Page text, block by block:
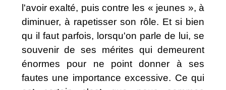
l'avoir exalté, puis contre les « jeunes », à
diminuer, à rapetisser son rôle. Et si bien
qu il faut parfois, lorsqu'on parle de lui, se
souvenir de ses mérites qui demeurent
énormes pour ne point donner à ses
fautes une importance excessive. Ce qui